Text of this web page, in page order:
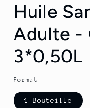
une
fenêtre
modale
Huile
Adulte -
3*0,50L
Format
1 Bouteille